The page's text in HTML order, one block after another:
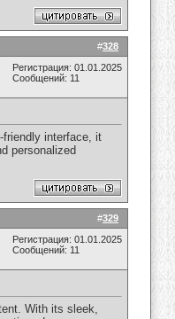
#328
Регистрация: 01.01.2025
Сообщений: 11
interface, it
personalized
#329
Регистрация: 01.01.2025
Сообщений: 11
With its sleek,